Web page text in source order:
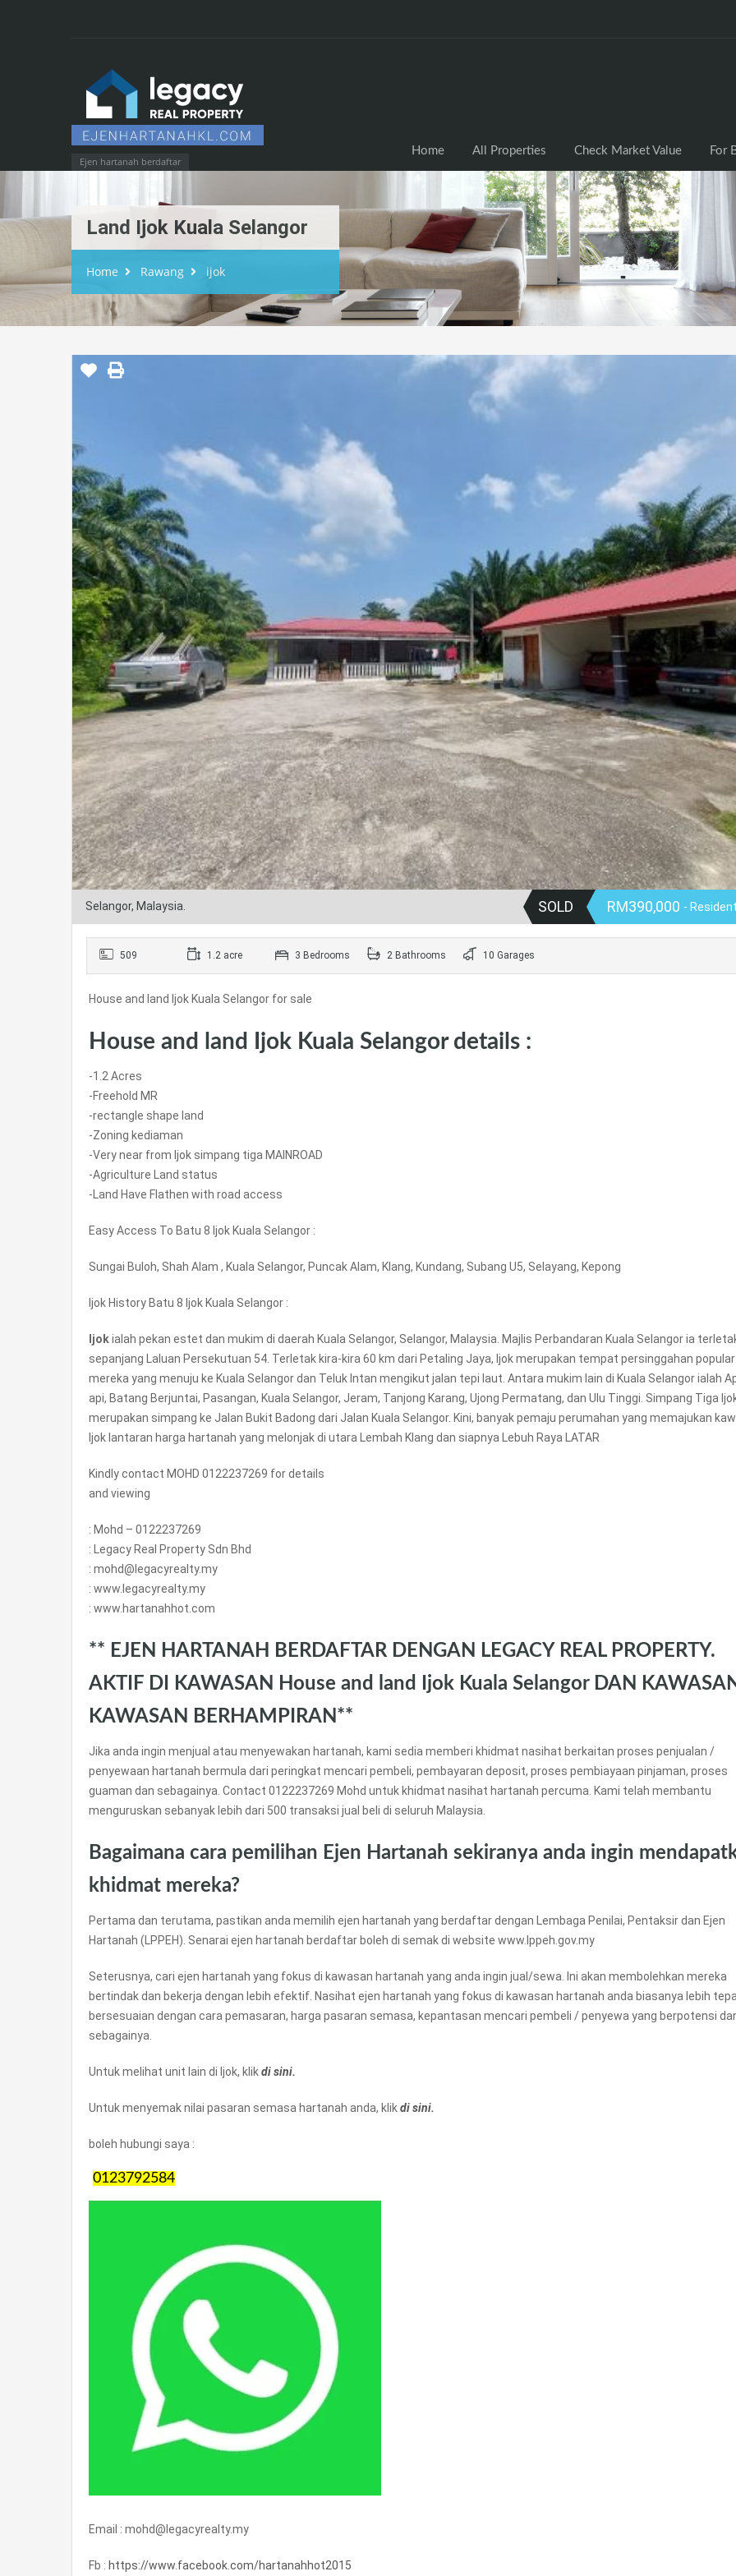
Ejen hartanah berdaftar
Home All Properties Check Market Value For
Land Ijok Kuala Selangor
Home Rawang ijok
Selangor, Malaysia. SOLD RM390,000 -
509 1.2 acre 3 Bedrooms 2 Bathrooms 10 Garages
House and land Ijok Kuala Selangor for sale
House and land Ijok Kuala Selangor details :
-1.2 Acres
-Freehold MR
-rectangle shape land
-Zoning kediaman
-Very near from Ijok simpang tiga MAINROAD
-Agriculture Land status
-Land Have Flathen with road access
Easy Access To Batu 8 Ijok Kuala Selangor :
Sungai Buloh, Shah Alam , Kuala Selangor, Puncak Alam, Klang, Kundang, Subang U5, Selayang, Kepong
Ijok History Batu 8 Ijok Kuala Selangor :
Ijokialah pekan estet dan mukim di daerah Kuala Selangor, Selangor, Malaysia. Majlis Perbandaran Kuala Selangor ia
sepanjang Laluan Persekutuan 54. Terletak kira-kira 60 km dari Petaling Jaya, Ijok merupakan tempat persinggahan
mereka yang menuju ke Kuala Selangor dan Teluk Intan mengikut jalan tepi laut. Antara mukim lain di Kuala Selangor ialah
api, Batang Berjuntai, Pasangan, Kuala Selangor, Jeram, Tanjong Karang, Ujong Permatang, dan Ulu Tinggi. Simpang Tiga
merupakan simpang ke Jalan Bukit Badong dari Jalan Kuala Selangor. Kini, banyak pemaju perumahan yang memajukan
Ijok lantaran harga hartanah yang melonjak di utara Lembah Klang dan siapnya Lebuh Raya LATAR
Kindly contact MOHD 0122237269 for details
and viewing
: Mohd – 0122237269
: Legacy Real Property Sdn Bhd
: mohd@legacyrealty.my
: www.legacyrealty.my
: www.hartanahhot.com
** EJEN HARTANAH BERDAFTAR DENGAN LEGACY REAL PROPERTY.
AKTIF DI KAWASAN House and land Ijok Kuala Selangor DAN
KAWASAN BERHAMPIRAN**
Jika anda ingin menjual atau menyewakan hartanah, kami sedia memberi khidmat nasihat berkaitan proses penjualan /
penyewaan hartanah bermula dari peringkat mencari pembeli, pembayaran deposit, proses pembiayaan pinjaman, proses
guaman dan sebagainya. Contact 0122237269 Mohd untuk khidmat nasihat hartanah percuma. Kami telah membantu
menguruskan sebanyak lebih dari 500 transaksi jual beli di seluruh Malaysia.
Bagaimana cara pemilihan Ejen Hartanah sekiranya anda ingin
khidmat mereka?
Pertama dan terutama, pastikan anda memilih ejen hartanah yang berdaftar dengan Lembaga Penilai, Pentaksir dan Ejen
Hartanah (LPPEH). Senarai ejen hartanah berdaftar boleh di semak di website www.lppeh.gov.my
Seterusnya, cari ejen hartanah yang fokus di kawasan hartanah yang anda ingin jual/sewa. Ini akan membolehkan mereka
bertindak dan bekerja dengan lebih efektif. Nasihat ejen hartanah yang fokus di kawasan hartanah anda biasanya lebih
bersesuaian dengan cara pemasaran, harga pasaran semasa, kepantasan mencari pembeli / penyewa yang berpotensi
sebagainya.
Untuk melihat unit lain di Ijok, klikdi sini.
Untuk menyemak nilai pasaran semasa hartanah anda, klikdi sini.
boleh hubungi saya :
0123792584
Email : mohd@legacyrealty.my
Fb : https://www.facebook.com/hartanahhot2015